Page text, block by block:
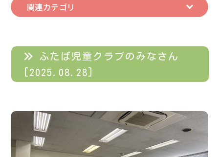
関連カテゴリ
ふたば児童クラブのみなさん
[2025.08.28]